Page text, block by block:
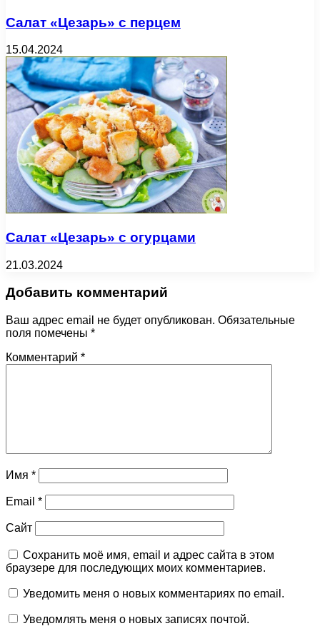
Салат «Цезарь» с перцем
15.04.2024
Салат «Цезарь» с огурцами
21.03.2024
Добавить комментарий
Ваш адрес email не будет опубликован. Обязательные
поля помечены *
Комментарий *
Имя *
Email *
Сайт
Сохранить моё имя, email и адрес сайта в этом
браузере для последующих моих комментариев.
Уведомить меня о новых комментариях по email.
Уведомлять меня о новых записях почтой.